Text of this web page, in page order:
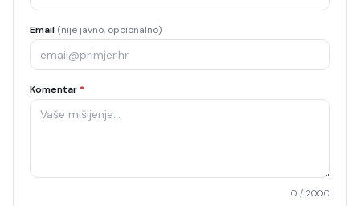
Email (nije javno, opcionalno)
Komentar *
0 / 2000